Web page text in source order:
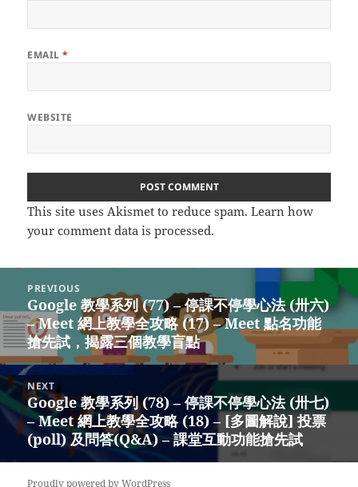
EMAIL*
WEBSITE
This site uses Akismet to reduce spam.Learn how
your comment data is processed.
navigation
PREVIOUS
Previous
post:
Google 教學系列 (77) – 停課不停學心法 (卅六)
– Meet 網上教學全攻略 (17) – Meet 點名功能
搶先試，揭露三個教學盲點
NEXT
Next
post:
Google 教學系列 (78) – 停課不停學心法 (卅七)
– Meet 網上教學全攻略 (18) – [多圖解說] 投票
(poll) 及問答(Q&A) – 課堂互動功能搶先試
Proudly powered by WordPress